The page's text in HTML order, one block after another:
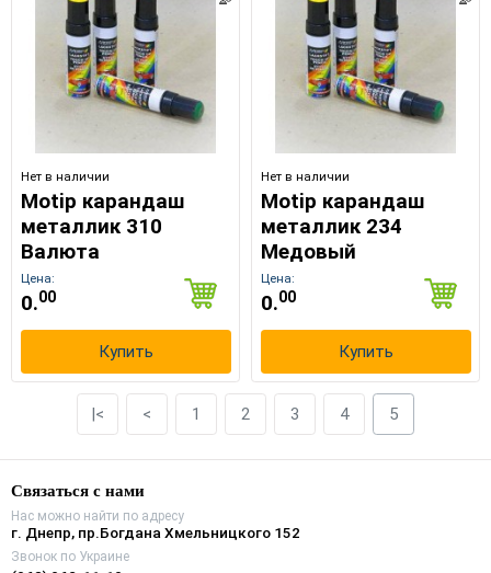
Нет в наличии
Motip карандаш
металлик 310
Валюта
Цена:
0.00
Купить
Нет в наличии
Motip карандаш
металлик 234
Медовый
Цена:
0.00
Купить
|< < 1 2 3 4 5
Связаться с нами
Нас можно найти по адресу
г. Днепр, пр.Богдана Хмельницкого 152
Звонок по Украине